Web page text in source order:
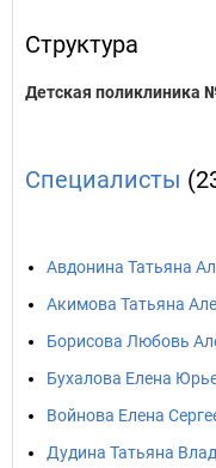
Структура
Детская поликлиника
Специалисты
Авдонина Татьяна
Акимова Татьяна
Борисова Любовь
Бухалова Елена
Войнова Елена
Дудина Татьяна